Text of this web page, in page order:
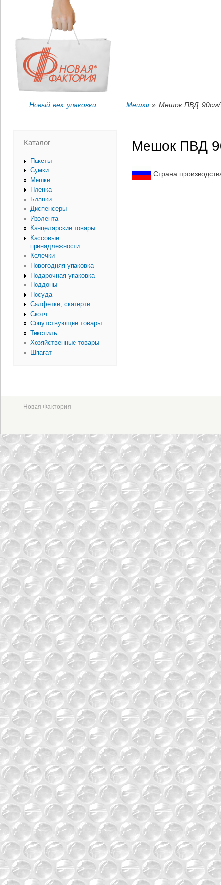
Новый век упаковки Мешки » Мешок ПВД 90см/
Каталог
Пакеты
Сумки
Мешки
Пленка
Бланки
Диспенсеры
Изолента
Канцелярские товары
Кассовые
принадлежности
Колечки
Новогодняя упаковка
Подарочная упаковка
Поддоны
Посуда
Салфетки, скатерти
Скотч
Сопутствующие товары
Текстиль
Хозяйственные товары
Шпагат
Мешок ПВД
Страна
Новая Фактория